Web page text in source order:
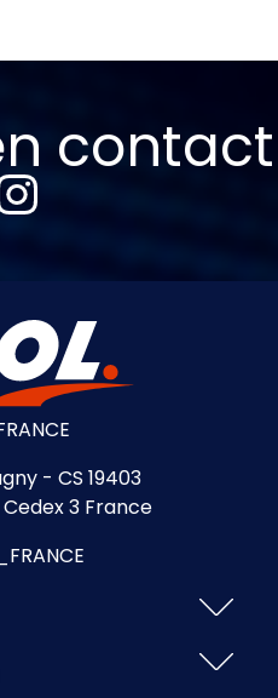
contact
- CS 19403
3 France